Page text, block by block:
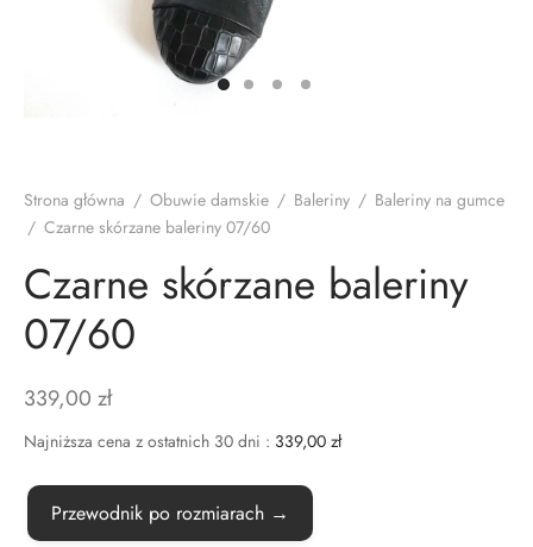
Strona główna / Obuwie damskie / Baleriny / Baleriny na gumce
/ Czarne skórzane baleriny 07/60
Czarne skórzane baleriny
07/60
339,00 zł
Najniższa cena z ostatnich 30 dni : 339,00 zł
Przewodnik po rozmiarach →